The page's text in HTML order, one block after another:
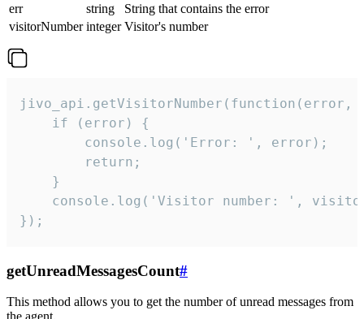
err
string
String that contains the error
visitorNumber integer Visitor's number
jivo_api.getVisitorNumber(function(error,
    if (error) {
        console.log('Error: ', error);
        return;
    }
console.log('Visitor number: ',
});
getUnreadMessagesCount#
This method allows you to get the number of unread messages from